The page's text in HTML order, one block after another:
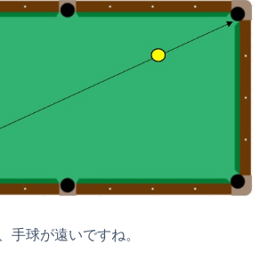
手球が遠いですね。